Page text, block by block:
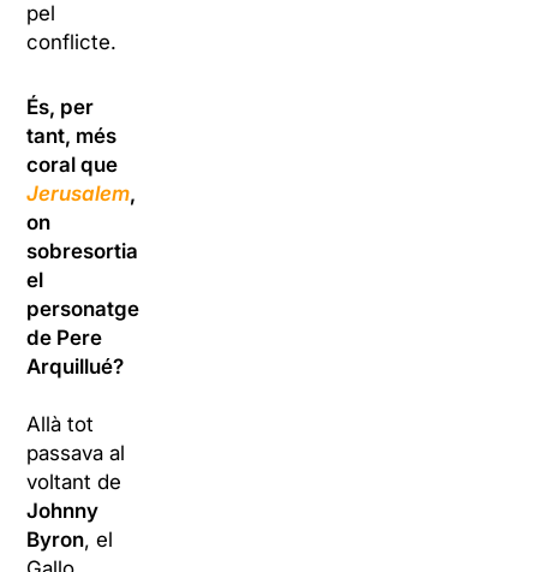
pel
conflicte.
És, per
tant, més
coral que
Jerusalem,
on
sobresortia
el
personatge
de Pere
Arquillué?
Allà tot
passava al
voltant de
Johnny
Byron, el